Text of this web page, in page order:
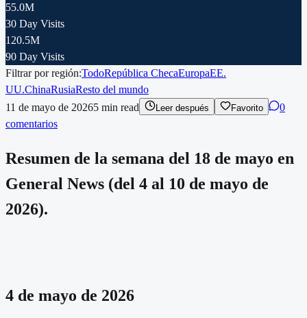
55.0M
30 Day Visits
120.5M
90 Day Visits
Filtrar por región:TodoRepública ChecaEuropaEE.
UU.ChinaRusiaResto del mundo
11 de mayo de 20265 min read Leer después Favorito
0
comentarios
Resumen de la semana del 18 de mayo en
General News (del 4 al 10 de mayo de
2026).
4 de mayo de 2026